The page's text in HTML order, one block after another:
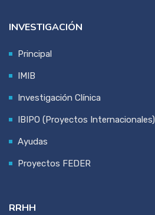
INVESTIGACIÓN
Principal
IMIB
Investigación Clínica
IBIPO (Proyectos Internacionales)
Ayudas
Proyectos FEDER
RRHH